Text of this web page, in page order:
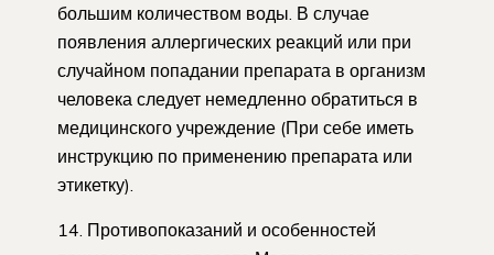
большим количеством воды. В случае
появления аллергических реакций или при
случайном попадании препарата в организм
человека следует немедленно обратиться в
медицинского учреждение (При себе иметь
инструкцию по применению препарата или
этикетку).
14. Противопоказаний и особенностей